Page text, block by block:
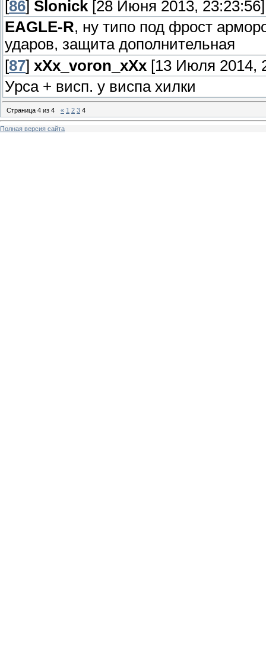
[86] Slonick [28 Июня 2013, 23:23:56]
EAGLE-R, ну типо под фрост
ударов, защита дополнительная
[87] xXx_voron_xXx [13 Июля 2014,
Урса + висп. у виспа хилки
Страница 4 из 4 « 1 2 3 4
Полная версия сайта